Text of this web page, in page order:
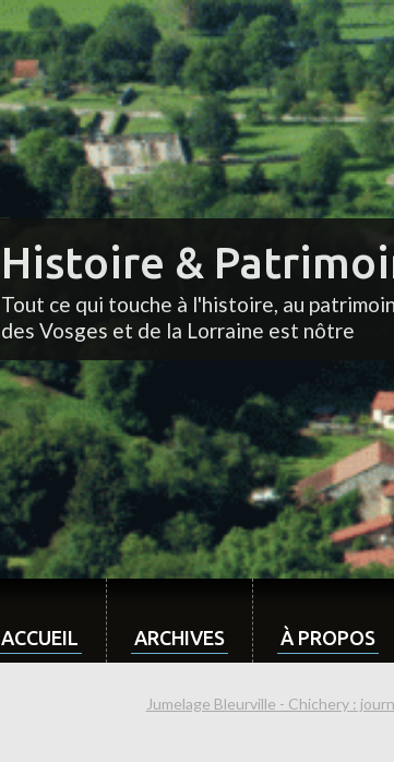
Histoire &
Tout ce qui touche à l'histoire, au
des Vosges et de la Lorraine est nôtre
ACCUEIL ARCHIVES À PROPOS
Jumelage Bleurville - Chichery :